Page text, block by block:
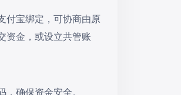
付宝绑定，可协商由原
资金，或设立共管账
确保资金安全。